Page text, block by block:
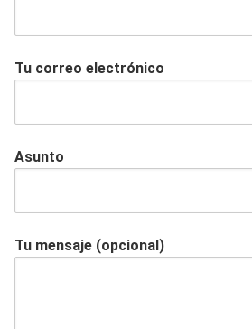
Tu correo electrónico
Asunto
Tu mensaje (opcional)